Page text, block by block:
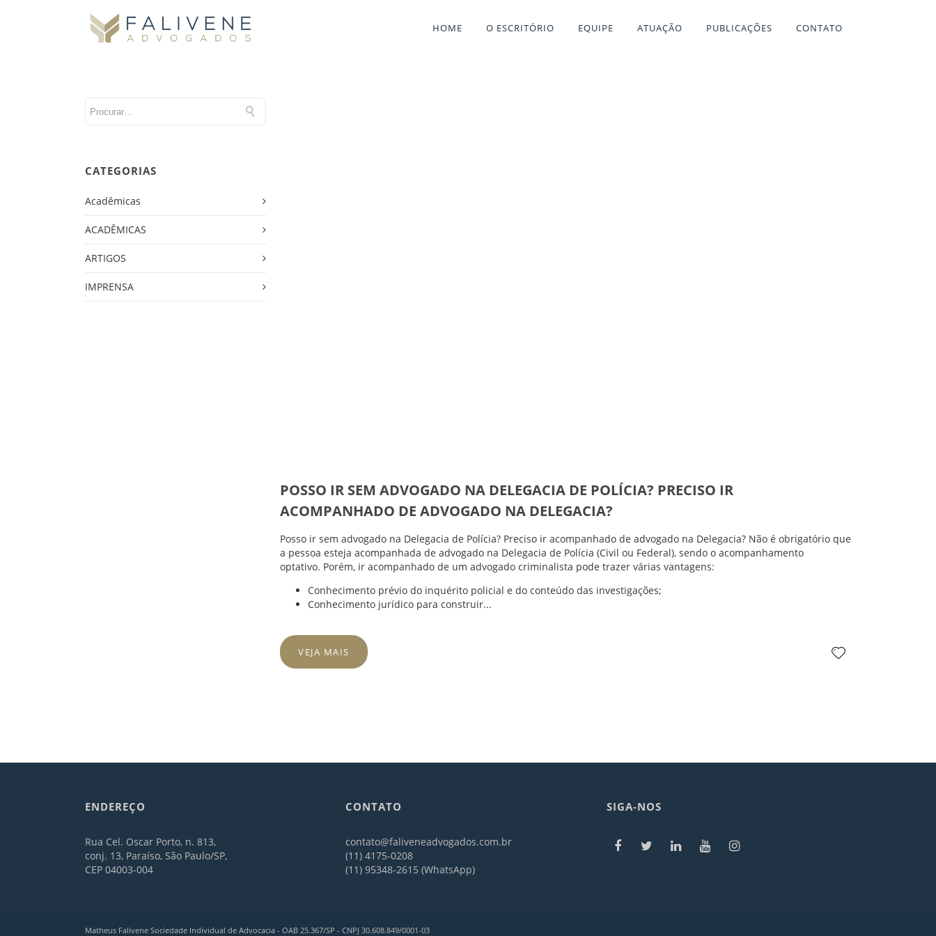
HOME O ESCRITÓRIO EQUIPE ATUAÇÃO PUBLICAÇÕES CONTATO
CATEGORIAS
Acadêmicas
ACADÊMICAS
ARTIGOS
IMPRENSA
POSSO IR SEM ADVOGADO NA DELEGACIA DE POLÍCIA? PRECISO IR
ACOMPANHADO DE ADVOGADO NA DELEGACIA?
Posso ir sem advogado na Delegacia de Polícia? Preciso ir acompanhado de advogado na Delegacia? Não é obrigatório que
a pessoa esteja acompanhada de advogado na Delegacia de Polícia (Civil ou Federal), sendo o acompanhamento
optativo. Porém, ir acompanhado de um advogado criminalista pode trazer várias vantagens:
Conhecimento prévio do inquérito policial e do conteúdo das investigações;
Conhecimento jurídico para construir...
VEJA MAIS
ENDEREÇO
Rua Cel. Oscar Porto, n. 813,
conj. 13, Paraíso, São Paulo/SP,
CEP 04003-004
CONTATO
contato@faliveneadvogados.com.br
(11) 4175-0208
(11) 95348-2615 (WhatsApp)
SIGA-NOS
Matheus Falivene Sociedade Individual de Advocacia - OAB 25.367/SP - CNPJ 30.608.849/0001-03